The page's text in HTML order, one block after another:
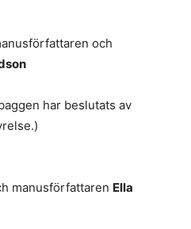
och
har beslutats av
manusförfattaren Ella